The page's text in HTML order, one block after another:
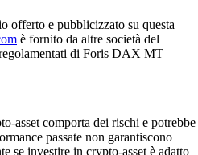
offerto e pubblicizzato su questa
è fornito da altre società del
di Foris DAX MT
asset comporta dei rischi e potrebbe
passate non garantiscono
se investire in crypto-asset è adatto